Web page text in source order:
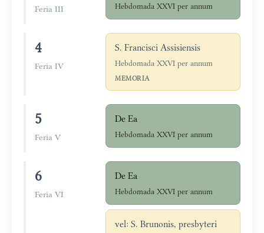
Feria III Hebdomada XXVI per annum
4
Feria IV
S. Francisci Assisiensis
Hebdomada XXVI per annum
MEMORIA
5
Feria V
De Ea
Hebdomada XXVI per annum
6
Feria VI
De Ea
Hebdomada XXVI per annum
vel: S. Brunonis, presbyteri